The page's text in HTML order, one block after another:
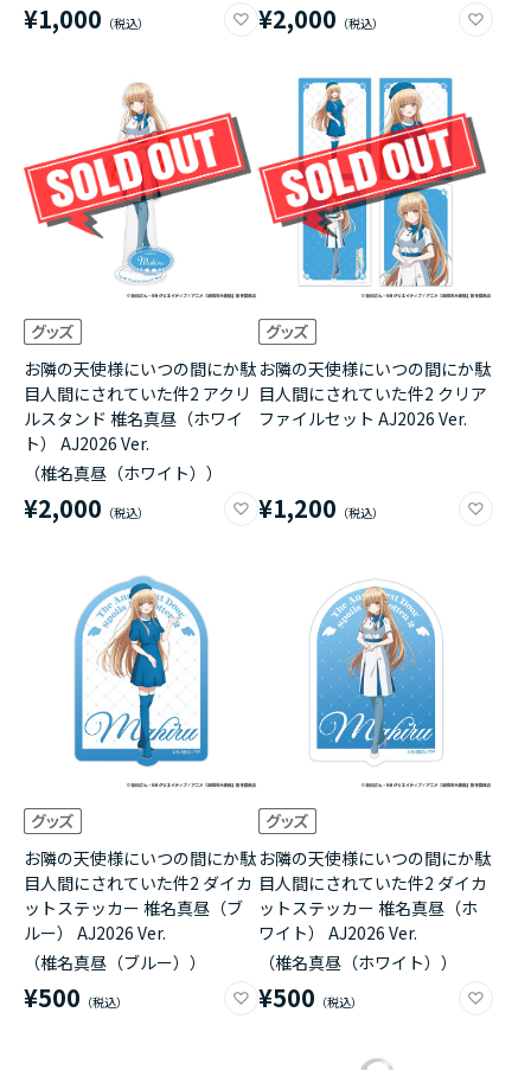
¥1,000 ¥2,000
お隣の天使様にいつの間にか駄
目人間にされていた件2 アクリ
ルスタンド 椎名真昼（ホワイ
ト） AJ2026 Ver.
（椎名真昼（ホワイト））
¥2,000
お隣の天使様にいつの間にか駄
目人間にされていた件2 クリア
ファイルセット AJ2026 Ver.
¥1,200
お隣の天使様にいつの間にか駄
目人間にされていた件2 ダイカ
ットステッカー 椎名真昼（ブ
ルー） AJ2026 Ver.
（椎名真昼（ブルー））
¥500
お隣の天使様にいつの間にか駄
目人間にされていた件2 ダイカ
ットステッカー 椎名真昼（ホ
ワイト） AJ2026 Ver.
（椎名真昼（ホワイト））
¥500